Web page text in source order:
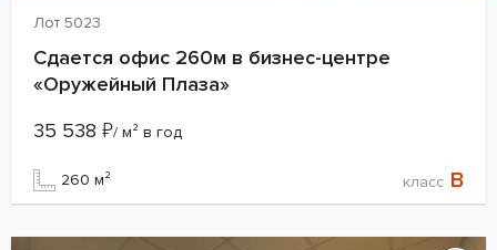
Лот 5023
Сдается офис 260м в бизнес-центре
«Оружейный Плаза»
35 538 ₽/ м² в год
260 м² класс B